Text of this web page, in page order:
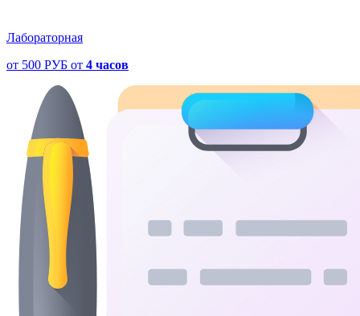
Лабораторная
от 500 РУБ от 4 часов